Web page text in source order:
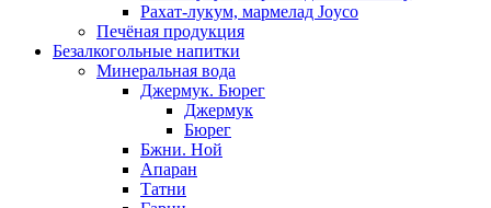
Рахат-лукум, мармелад Joyco
Печёная продукция
Безалкогольные напитки
Минеральная вода
Джермук. Бюрег
Джермук
Бюрег
Бжни. Ной
Апаран
Татни